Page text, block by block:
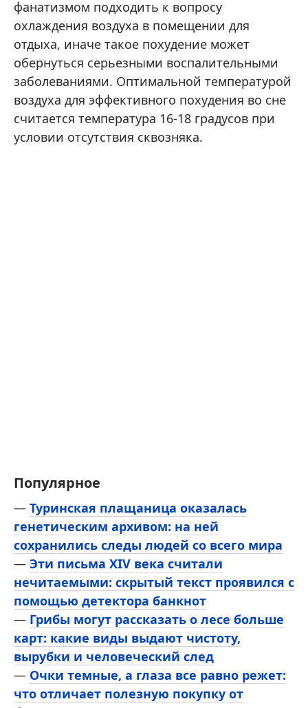
фанатизмом подходить к вопросу
охлаждения воздуха в помещении для
отдыха, иначе такое похудение может
обернуться серьезными воспалительными
заболеваниями. Оптимальной температурой
воздуха для эффективного похудения во сне
считается температура 16-18 градусов при
условии отсутствия сквозняка.
Популярное
— Туринская плащаница оказалась
генетическим архивом: на ней
сохранились следы людей со всего мира
— Эти письма XIV века считали
нечитаемыми: скрытый текст проявился с
помощью детектора банкнот
— Грибы могут рассказать о лесе больше
карт: какие виды выдают чистоту,
вырубки и человеческий след
— Очки темные, а глаза все равно режет:
что отличает полезную покупку от